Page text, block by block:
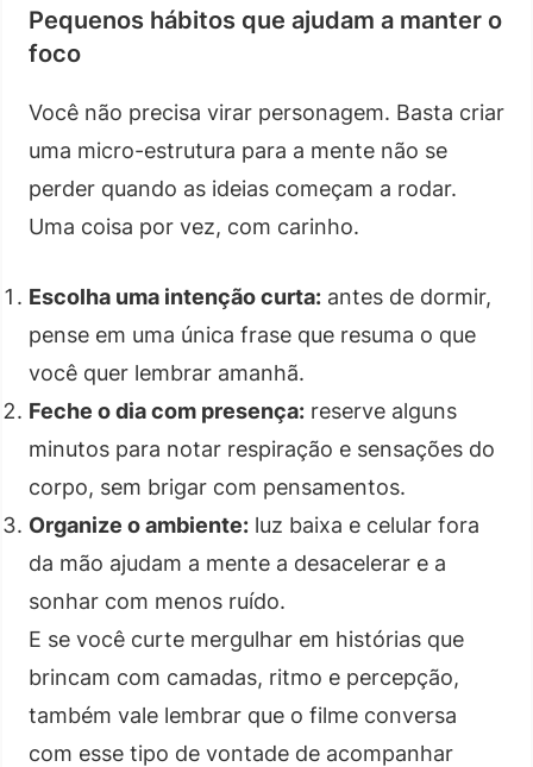
Pequenos hábitos que ajudam a manter o
foco
Você não precisa virar personagem. Basta criar
uma micro-estrutura para a mente não se
perder quando as ideias começam a rodar.
Uma coisa por vez, com carinho.
Escolha uma intenção curta: antes de dormir,
pense em uma única frase que resuma o que
você quer lembrar amanhã.
Feche o dia com presença: reserve alguns
minutos para notar respiração e sensações do
corpo, sem brigar com pensamentos.
Organize o ambiente: luz baixa e celular fora
da mão ajudam a mente a desacelerar e a
sonhar com menos ruído.
E se você curte mergulhar em histórias que
brincam com camadas, ritmo e percepção,
também vale lembrar que o filme conversa
com esse tipo de vontade de acompanhar